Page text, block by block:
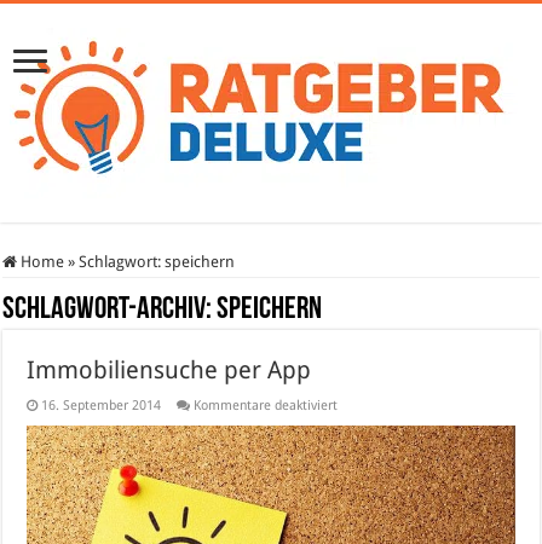
Home » Schlagwort:speichern
Schlagwort-Archiv:speichern
Immobiliensuche per App
16. September 2014 Kommentare deaktiviertfür
per
App